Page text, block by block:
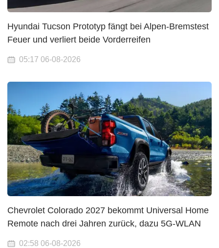
Hyundai Tucson Prototyp fängt bei Alpen-Bremstest
Feuer und verliert beide Vorderreifen
05:17 06-08-2026
Chevrolet Colorado 2027 bekommt Universal Home
Remote nach drei Jahren zurück, dazu 5G-WLAN
02:58 06-08-2026